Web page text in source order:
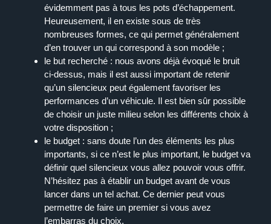
évidemment pas à tous les pots d’échappement.
Heureusement, il en existe sous de très
nombreuses formes, ce qui permet généralement
d’en trouver un qui correspond à son modèle ;
le but recherché : nous avons déjà évoqué le bruit
ci-dessus, mais il est aussi important de retenir
qu’un silencieux peut également favoriser les
performances d’un véhicule. Il est bien sûr possible
de choisir un juste milieu selon les différents choix à
votre disposition ;
le budget :sans doute l’un des éléments les plus
importants, si ce n’est le plus important, le budget va
définir quel silencieux vous allez pouvoir vous offrir.
N’hésitez pas à établir un budget avant de vous
lancer dans un tel achat. Ce dernier peut vous
permettre de faire un premier si vous avez
l’embarras du choix.